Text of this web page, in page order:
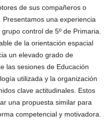
de sus compañeros o
una experiencia
control de 5º de Primaria.
de la orientación espacial
un elevado grado de
las sesiones de Educación
utilizada y la organización
clave actitudinales. Estos
una propuesta similar para
competencial y motivadora.